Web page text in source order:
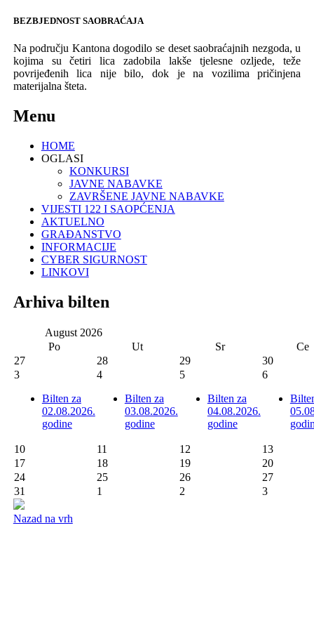
BEZBJEDNOST SAOBRAĆAJA
Na području Kantona dogodilo se desetsaobraćajnih nezgoda, u
kojima su četiri lica zadobila lakše tjelesne ozljede, teže
povrijeđenih lica nije bilo, dok jena vozilima pričinjena
materijalna šteta.
Menu
HOME
OGLASI
KONKURSI
JAVNE NABAVKE
ZAVRŠENE JAVNE NABAVKE
VIJESTI 122 I SAOPĆENJA
AKTUELNO
GRAĐANSTVO
INFORMACIJE
CYBER SIGURNOST
LINKOVI
Arhiva bilten
August 2026
Po
Ut Sr
Ce
27
28 29
30
3
Bilten za
02.08.2026.
godine
4
Bilten za
03.08.2026.
godine
5
Bilten za
04.08.2026.
godine
6
10 11 12
13
17
18 19
20
24
25 26
27
31
1 2 3
Nazad na vrh